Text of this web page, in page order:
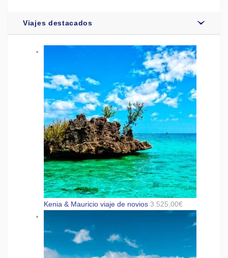
Viajes destacados
Kenia & Mauricio viaje de novios 3.525,00€